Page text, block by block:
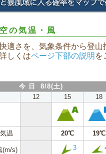
の気温・風
適さを、気象条件から登山
しくはページ下部の説明 を
今 日 8/8(土)
12 15 18
気温 20℃ 19℃
(m/s) 3